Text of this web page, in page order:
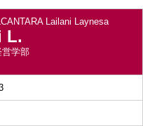
Lailani Laynesa
L.
学部